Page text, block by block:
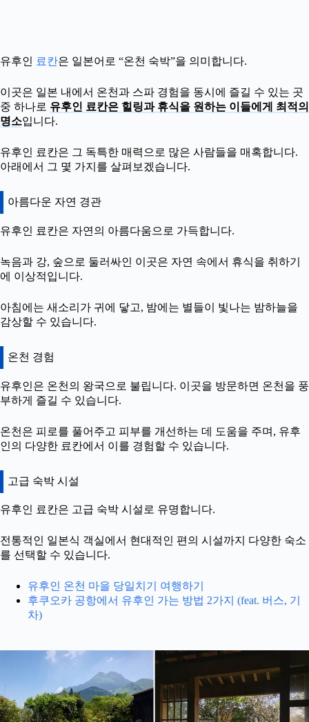
유후인 료칸은 일본어로 “온천 숙박”을 의미합니다.
이곳은 일본 내에서 온천과 스파 경험을 동시에 즐길 수 있는 곳
중 하나로 유후인 료칸은 힐링과 휴식을 원하는 이들에게 최적의
명소입니다.
유후인 료칸은 그 독특한 매력으로 많은 사람들을 매혹합니다.
아래에서 그 몇 가지를 살펴보겠습니다.
아름다운 자연 경관
유후인 료칸은 자연의 아름다움으로 가득합니다.
녹음과 강, 숲으로 둘러싸인 이곳은 자연 속에서 휴식을 취하기
에 이상적입니다.
아침에는 새소리가 귀에 닿고, 밤에는 별들이 빛나는 밤하늘을
감상할 수 있습니다.
온천 경험
유후인은 온천의 왕국으로 불립니다. 이곳을 방문하면 온천을 풍
부하게 즐길 수 있습니다.
온천은 피로를 풀어주고 피부를 개선하는 데 도움을 주며, 유후
인의 다양한 료칸에서 이를 경험할 수 있습니다.
고급 숙박 시설
유후인 료칸은 고급 숙박 시설로 유명합니다.
전통적인 일본식 객실에서 현대적인 편의 시설까지 다양한 숙소
를 선택할 수 있습니다.
유후인 온천 마을 당일치기 여행하기
후쿠오카 공항에서 유후인 가는 방법 2가지 (feat. 버스, 기
차)